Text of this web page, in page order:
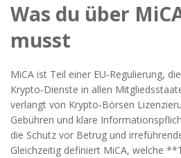
Was du über
musst
MiCA ist Teil einer EU‑Regulierung,
Krypto‑Dienste in allen
verlangt von Krypto‑Börsen
Gebühren und klare
die Schutz vor Betrug und
Gleichzeitig definiert MiCA, welche